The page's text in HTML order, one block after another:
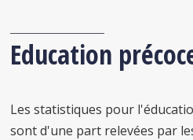
Education
Les statistiques pour
sont d'une part relevées par